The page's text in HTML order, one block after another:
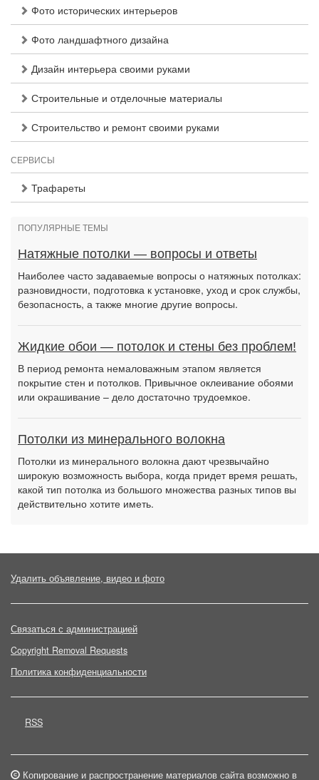
Фото исторических интерьеров
Фото ландшафтного дизайна
Дизайн интерьера своими руками
Строительные и отделочные материалы
Строительство и ремонт своими руками
СЕРВИСЫ
Трафареты
ПОПУЛЯРНЫЕ ТЕМЫ
Натяжные потолки — вопросы и ответы
Наиболее часто задаваемые вопросы о натяжных потолках:
разновидности, подготовка к установке, уход и срок службы,
безопасность, а также многие другие вопросы.
Жидкие обои — потолок и стены без проблем!
В период ремонта немаловажным этапом является
покрытие стен и потолков. Привычное оклеивание обоями
или окрашивание – дело достаточно трудоемкое.
Потолки из минерального волокна
Потолки из минерального волокна дают чрезвычайно
широкую возможность выбора, когда придет время решать,
какой тип потолка из большого множества разных типов вы
действительно хотите иметь.
Удалить объявление, видео и фото
Связаться с администрацией
Copyright Removal Requests
Политика конфиденциальности
RSS
Копирование и распространение материалов сайта возможно в